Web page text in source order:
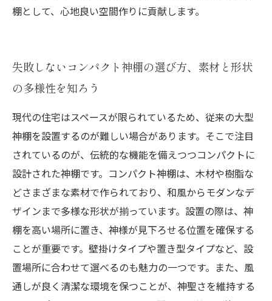
棚として、心地良い空間作りに貢献します。
失敗しないコンパクト神棚の選び方、素材と形状
の多様性を知ろう
現代の住宅はスペースが限られているため、従来の大型
神棚を設置するのが難しい場合があります。そこで注目
されているのが、伝統的な機能を備えつつコンパクトに
設計された神棚です。コンパクト神棚は、木材や樹脂な
どさまざまな素材で作られており、和風からモダンなデ
ザインまで多様な形状が揃っています。設置の際は、神
棚を高い場所に置き、神様が見下ろせる位置を確保する
ことが重要です。壁掛けタイプや置き型タイプなど、設
置場所に合わせて選べるのも魅力の一つです。また、風
通しが良く清潔な環境を保つことが、神聖さを維持する